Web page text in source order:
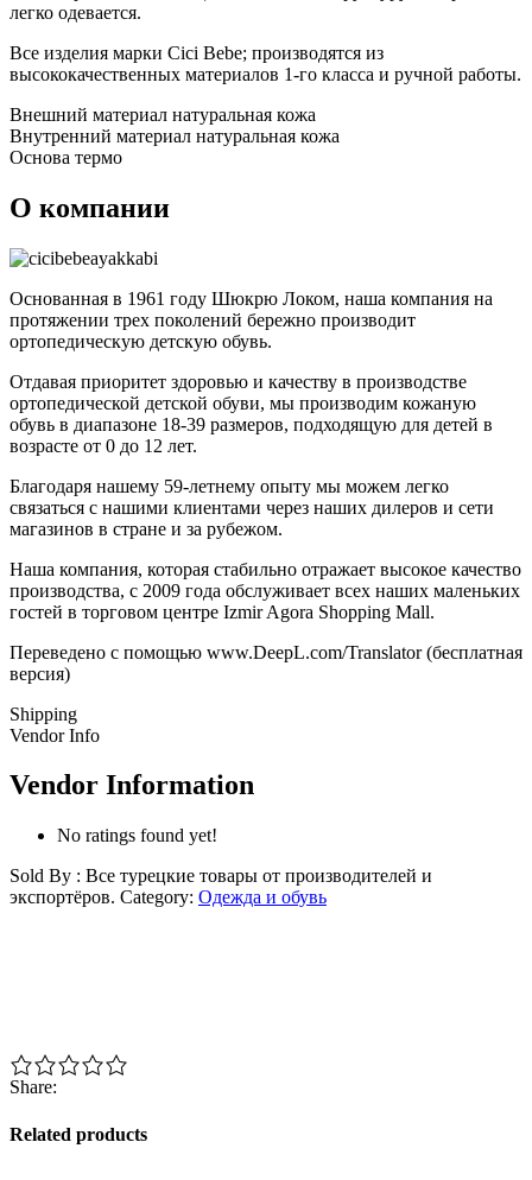
легко одевается.
Все изделия марки Cici Bebe; производятся из
высококачественных материалов 1-го класса и ручной работы.
Внешний материал натуральная кожа
Внутренний материал натуральная кожа
Основа термо
О компании
Основанная в 1961 году Шюкрю Локом, наша компания на
протяжении трех поколений бережно производит
ортопедическую детскую обувь.
Отдавая приоритет здоровью и качеству в производстве
ортопедической детской обуви, мы производим кожаную
обувь в диапазоне 18-39 размеров, подходящую для детей в
возрасте от 0 до 12 лет.
Благодаря нашему 59-летнему опыту мы можем легко
связаться с нашими клиентами через наших дилеров и сети
магазинов в стране и за рубежом.
Наша компания, которая стабильно отражает высокое качество
производства, с 2009 года обслуживает всех наших маленьких
гостей в торговом центре Izmir Agora Shopping Mall.
Переведено с помощью www.DeepL.com/Translator (бесплатная
версия)
Shipping
Vendor Info
Vendor Information
No ratings found yet!
Sold By : Все турецкие товары от производителей и
экспортёров. Category: Одежда и обувь
Share:
Related products